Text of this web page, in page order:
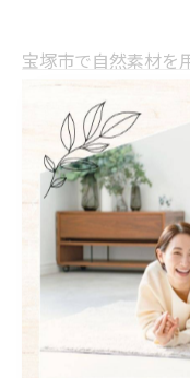
宝塚市で自然素材を
自然素材
< 前のページ
#リフォ